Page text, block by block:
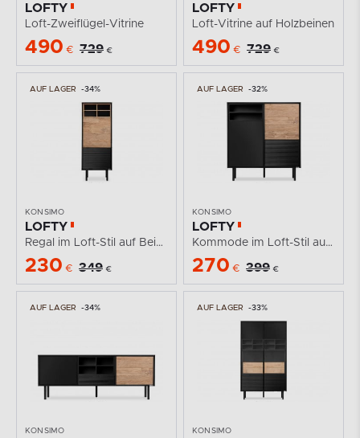
LOFTY
Loft-Zweiflügel-Vitrine
490 € 729 €
LOFTY
Loft-Vitrine auf Holzbeinen
490 € 729 €
AUF LAGER -34%
KONSIMO
LOFTY
Regal im Loft-Stil auf Beinen
230 € 349 €
AUF LAGER -32%
KONSIMO
LOFTY
Kommode im Loft-Stil auf hohen Beinen
270 € 399 €
AUF LAGER -34%
KONSIMO
AUF LAGER -33%
KONSIMO